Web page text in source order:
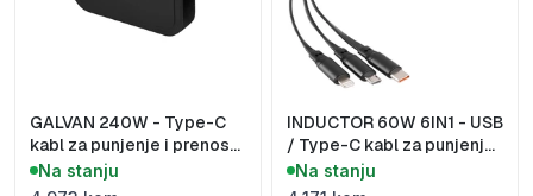
GALVAN 240W - Type-C
kabl za punjenje i prenos
podataka, 240W
Na stanju
INDUCTOR 60W 6IN1 - USB
/ Type-C kabl za punjenje i
prenos podataka, 6 u 1,
60W
Na stanju